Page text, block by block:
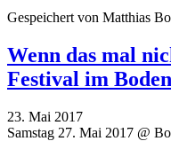
Gespeichert von Matthias
Wenn das mal
Festival im
23. Mai 2017
Samstag 27. Mai 2017 @